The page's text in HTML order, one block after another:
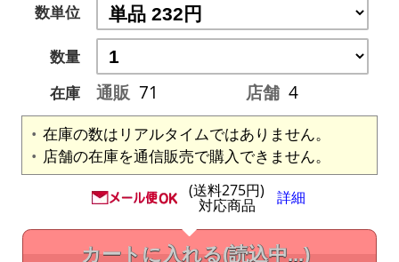
数単位
数量
在庫
通販 71 店舗 4
在庫の数はリアルタイムではありません。
店舗の在庫を通信販売で購入できません。
(送料275円)
対応商品 詳細
カートに入れる(読込中...)